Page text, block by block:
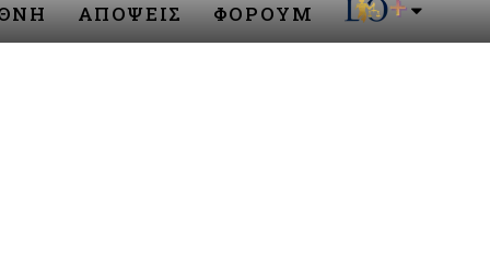
ΑΠΟΨΕΙΣ ΦΟΡΟΥΜ